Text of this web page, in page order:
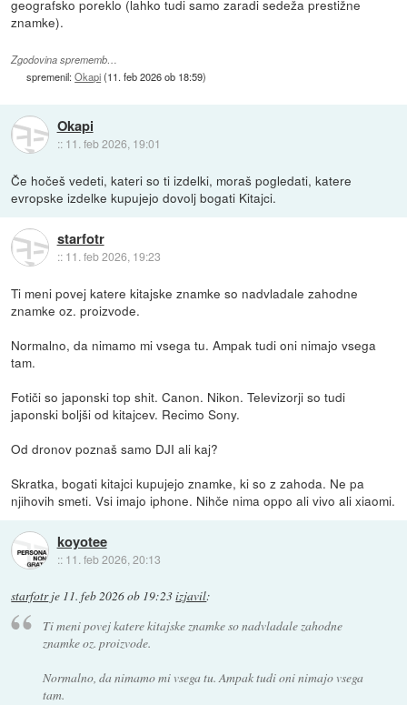
geografsko poreklo (lahko tudi samo zaradi sedeža prestižne
znamke).
Zgodovina sprememb…
spremenil:Okapi(11. feb 2026 ob 18:59)
Okapi
:: 11. feb 2026, 19:01
Če hočeš vedeti, kateri so ti izdelki, moraš pogledati, katere
evropske izdelke kupujejo dovolj bogati Kitajci.
starfotr
:: 11. feb 2026, 19:23
Ti meni povej katere kitajske znamke so nadvladale zahodne
znamke oz. proizvode.
Normalno, da nimamo mi vsega tu. Ampak tudi oni nimajo vsega
tam.
Fotiči so japonski top shit. Canon. Nikon. Televizorji so tudi
japonski boljši od kitajcev. Recimo Sony.
Od dronov poznaš samo DJI ali kaj?
Skratka, bogati kitajci kupujejo znamke, ki so z zahoda. Ne pa
njihovih smeti. Vsi imajo iphone. Nihče nima oppo ali vivo ali xiaomi.
koyotee
:: 11. feb 2026, 20:13
starfotrje 11. feb 2026 ob 19:23izjavil:
Ti meni povej katere kitajske znamke so nadvladale zahodne
znamke oz. proizvode.
Normalno, da nimamo mi vsega tu. Ampak tudi oni nimajo vsega
tam.